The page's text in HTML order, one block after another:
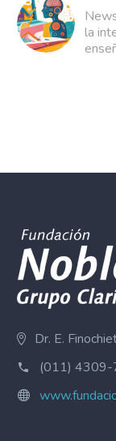
la
Dr. E.
(011)